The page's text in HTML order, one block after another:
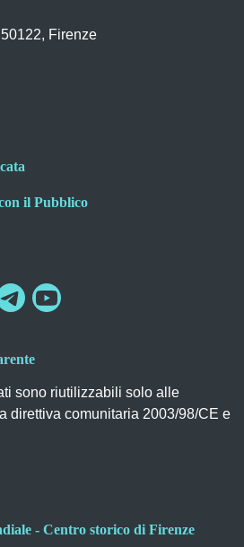
Firenze
il Pubblico
sono riutilizzabili solo alle
direttiva comunitaria 2003/98/CE e
- Centro storico di Firenze